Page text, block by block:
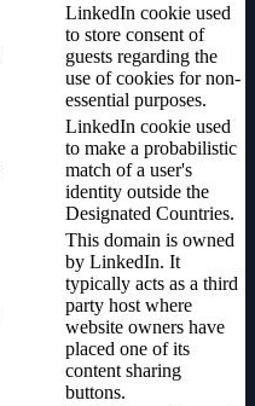
LinkedIn cookie used
to store consent of
guests regarding the
use of cookies for non-
essential purposes.
LinkedIn cookie used
to make a probabilistic
match of a user's
identity outside the
Designated Countries.
This domain is owned
by LinkedIn. It
typically acts as a third
party host where
website owners have
placed one of its
content sharing
buttons.